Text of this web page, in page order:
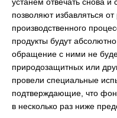
устанем отвечать снова и
позволяют избавляться
производственного
продукты будут
обращение с ними не
природозащитных или
провели специальные
подтверждающие, что
в несколько раз ниже